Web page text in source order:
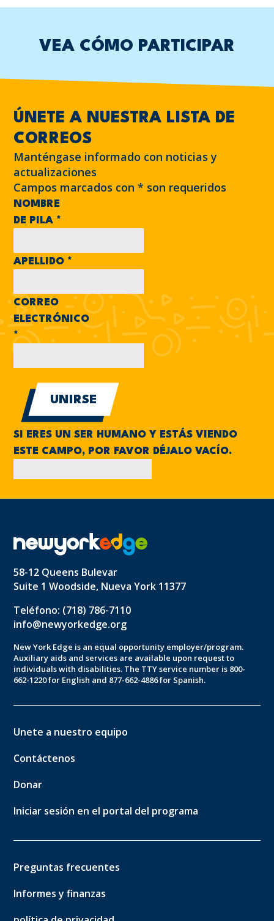
VEA CÓMO PARTICIPAR
ÚNETE A NUESTRA LISTA DE
CORREOS
Manténgase informado con noticias y
actualizaciones
Campos marcados con* son requeridos
NOMBRE
DE PILA *
APELLIDO *
CORREO
ELECTRÓNICO
*
SI ERES UN SER HUMANO Y ESTÁS VIENDO
ESTE CAMPO, POR FAVOR DÉJALO VACÍO.
58-12 Queens Bulevar
Suite 1 Woodside, Nueva York 11377
Teléfono: (718) 786-7110
info@newyorkedge.org
New York Edge is an equal opportunity employer/program.
Auxiliary aids and services are available upon request to
individuals with disabilities. The TTY service number is 800-
662-1220 for English and 877-662-4886 for Spanish.
Unete a nuestro equipo
Contáctenos
Donar
Iniciar sesión en el portal del programa
Preguntas frecuentes
Informes y finanzas